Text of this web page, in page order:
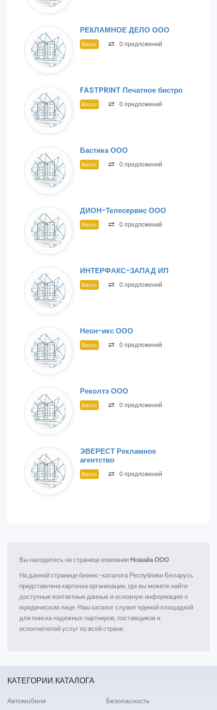
РЕКЛАМНОЕ ДЕЛО ООО
Basic 0 предложений
FASTPRINT Печатное бистро
Basic 0 предложений
Бастика ООО
Basic 0 предложений
ДИОН-Телесервис ООО
Basic 0 предложений
ИНТЕРФАКС-ЗАПАД ИП
Basic 0 предложений
Неон-икс ООО
Basic 0 предложений
Реколтэ ООО
Basic 0 предложений
ЭВЕРЕСТ Рекламное
агентство
Basic 0 предложений
Вы находитесь на странице компании Новайа ООО
На данной странице бизнес-каталога Республики Беларусь
представлена карточка организации, где вы можете найти
доступные контактные данные и основную информацию о
юридическом лице. Наш каталог служит единой площадкой
для поиска надежных партнеров, поставщиков и
исполнителей услуг по всей стране.
КАТЕГОРИИ КАТАЛОГА
Автомобили
Безопасность